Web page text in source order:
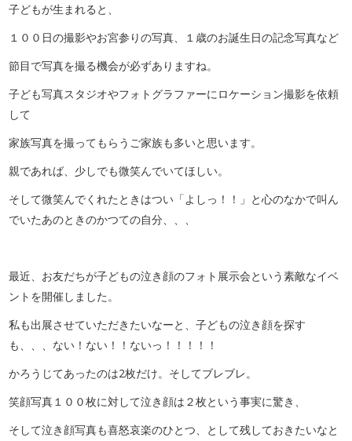
子どもが生まれると、
１００日の撮影やお宮参りの写真、１歳のお誕生日の記念写真など
節目で写真を撮る機会が必ずありますね。
子ども写真スタジオやフォトグラファーにロケーション撮影を依頼
して
家族写真を撮ってもらうご家族も多いと思います。
親であれば、少しでも微笑んでいてほしい。
そして微笑んでくれたときはつい「よしっ！！」と心のなかで叫ん
でいたあのときのかつての自分、、、
最近、お友だちが子どもの泣き顔のフォト展示会という素敵なイベ
ントを開催しました。
私も出展させていただきたいなーと、子どもの泣き顔を探す
も、、、ない！ない！！ないっ！！！！！
かろうじてあったのは2枚だけ。そしてブレブレ。
笑顔写真１００枚に対して泣き顔は２枚という事実に驚き、
そして泣き顔写真も喜怒哀楽のひとつ、として残しておきたいなと